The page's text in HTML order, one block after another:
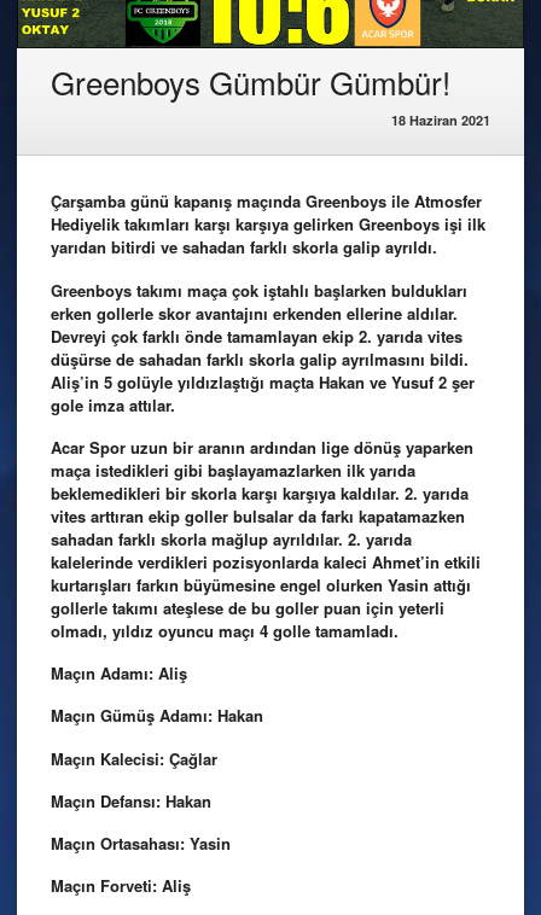
Greenboys Gümbür Gümbür!
18 Haziran 2021
Çarşamba günü kapanış maçında Greenboys ile Atmosfer
Hediyelik takımları karşı karşıya gelirken Greenboys işi ilk
yarıdan bitirdi ve sahadan farklı skorla galip ayrıldı.
Greenboys takımı maça çok iştahlı başlarken buldukları
erken gollerle skor avantajını erkenden ellerine aldılar.
Devreyi çok farklı önde tamamlayan ekip 2. yarıda vites
düşürse de sahadan farklı skorla galip ayrılmasını bildi.
Aliş’in 5 golüyle yıldızlaştığı maçta Hakan ve Yusuf 2 şer
gole imza attılar.
Acar Spor uzun bir aranın ardından lige dönüş yaparken
maça istedikleri gibi başlayamazlarken ilk yarıda
beklemedikleri bir skorla karşı karşıya kaldılar. 2. yarıda
vites arttıran ekip goller bulsalar da farkı kapatamazken
sahadan farklı skorla mağlup ayrıldılar. 2. yarıda
kalelerinde verdikleri pozisyonlarda kaleci Ahmet’in etkili
kurtarışları farkın büyümesine engel olurken Yasin attığı
gollerle takımı ateşlese de bu goller puan için yeterli
olmadı, yıldız oyuncu maçı 4 golle tamamladı.
Maçın Adamı: Aliş
Maçın Gümüş Adamı: Hakan
Maçın Kalecisi: Çağlar
Maçın Defansı: Hakan
Maçın Ortasahası: Yasin
Maçın Forveti: Aliş